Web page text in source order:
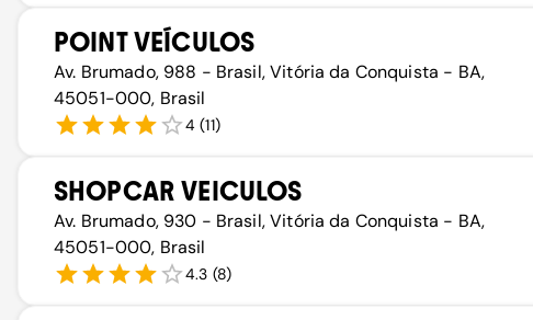
POINT VEÍCULOS
Av. Brumado, 988 - Brasil, Vitória da Conquista - BA,
45051-000, Brasil
4 (11)
SHOPCAR VEICULOS
Av. Brumado, 930 - Brasil, Vitória da Conquista - BA,
45051-000, Brasil
4.3 (8)